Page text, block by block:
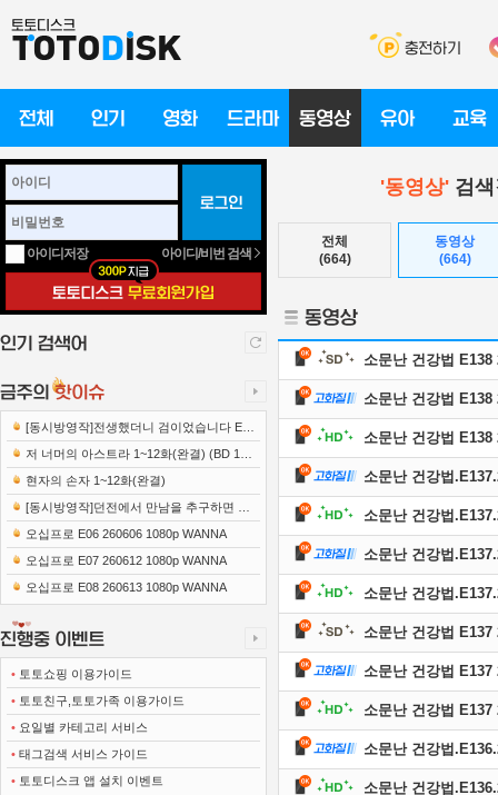
아이디저장 아이디/비번 검색
[동시방영작]전생했더니 검이었습니다 E12
221222 1080p-NEXT
저 너머의 아스트라 1~12화(완결) (BD 192
0x1080 x265-10Bit FLACx2)
현자의 손자 1~12화(완결)
[동시방영작]던전에서 만남을 추구하면 안
되는 걸까 5 풍요의 여신편 E15 250306 1..
오십프로 E06 260606 1080p WANNA
오십프로 E07 260612 1080p WANNA
오십프로 E08 260613 1080p WANNA
• 토토쇼핑 이용가이드
• 토토친구,토토가족 이용가이드
• 요일별 카테고리 서비스
• 태그검색 서비스 가이드
• 토토디스크 앱 설치 이벤트
'동영상' 검
전체
(664)
동영상
(664)
소문난 건강법 E138
소문난 건강법 E138
소문난 건강법 E138
소문난 건강법
소문난 건강법
소문난 건강법
소문난 건강법
소문난 건강법 E137
소문난 건강법 E137
소문난 건강법 E137
소문난 건강법
소문난 건강법